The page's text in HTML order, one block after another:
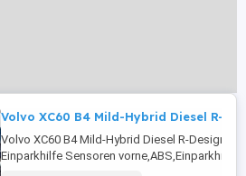
Volvo XC60 B4 Mild-Hybrid Diesel R-
Volvo XC60 B4 Mild-Hybrid Diesel R-Design
Einparkhilfe Sensoren vorne,ABS,Einparkhilfe